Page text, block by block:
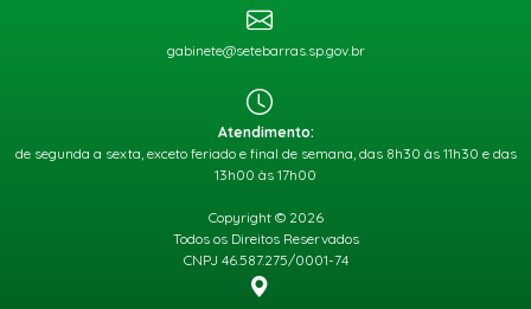
gabinete@setebarras.sp.gov.br
Atendimento:
de segunda a sexta, exceto feriado e final de semana, das 8h30 às 11h30 e das
13h00 às 17h00
Copyright © 2026
Todos os Direitos Reservados
CNPJ 46.587.275/0001-74